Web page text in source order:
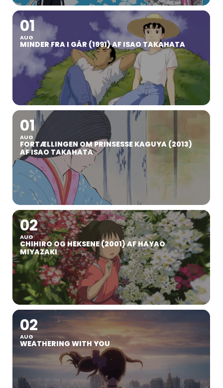
01
AUG
MINDER FRA I GÅR (1991) AF ISAO TAKAHATA
01
AUG
FORTÆLLINGEN OM PRINSESSE KAGUYA (2013)
AF ISAO TAKAHATA
02
AUG
CHIHIRO OG HEKSENE (2001) AF HAYAO
MIYAZAKI
02
AUG
WEATHERING WITH YOU